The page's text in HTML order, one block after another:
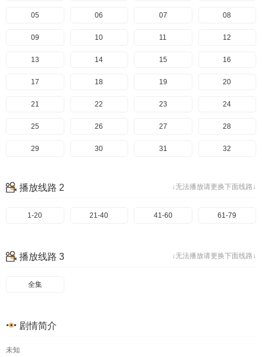
05 06 07 08
09 10 11 12
13 14 15 16
17 18 19 20
21 22 23 24
25 26 27 28
29 30 31 32
37
41 42 43 44
49 52
53
61
↓无法播放请更换下面线路↓
播放线路 2
1-20 21-40 41-60 61-79
↓无法播放请更换下面线路↓
播放线路 3
全集
剧情简介
未知